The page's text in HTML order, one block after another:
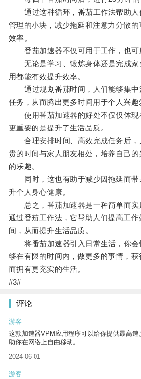
通过这种循环，番茄工作法帮助人
管理的小块，减少拖延和注意力分散
效率。
番茄加速器不仅可用于工作，也可
无论是学习、锻炼身体还是完成家
用都能有效提升效率。
通过规划番茄时间，人们能够集中
任务，从而腾出更多时间用于个人兴趣
使用番茄加速器的好处不仅仅体现
更重要的是提升了生活品质。
合理安排时间、高效完成任务后，
贵的时间与家人朋友相处，培养自己
的乐趣。
同时，这也有助于减少因拖延而带
升个人身心健康。
总之，番茄加速器是一种简单而实
通过番茄工作法，它帮助人们提高工
间，从而提升生活品质。
将番茄加速器引入日常生活，你会
够在有限的时间内，做更多的事情，获
而拥有更充实的生活。
#3#
评论
游客
这款加速器VPM应用程序可以给你提供最高
助你在网络上自由移动。
2024-06-01
游客